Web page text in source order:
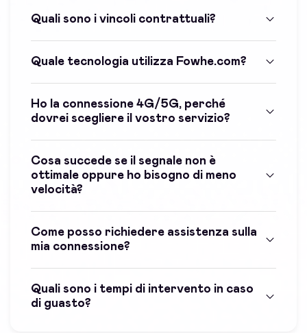
Quali sono i vincoli contrattuali?
Quale tecnologia utilizza Fowhe.com?
Ho la connessione 4G/5G, perché
dovrei scegliere il vostro servizio?
Cosa succede se il segnale non è
ottimale oppure ho bisogno di meno
velocità?
Come posso richiedere assistenza sulla
mia connessione?
Quali sono i tempi di intervento in caso
di guasto?